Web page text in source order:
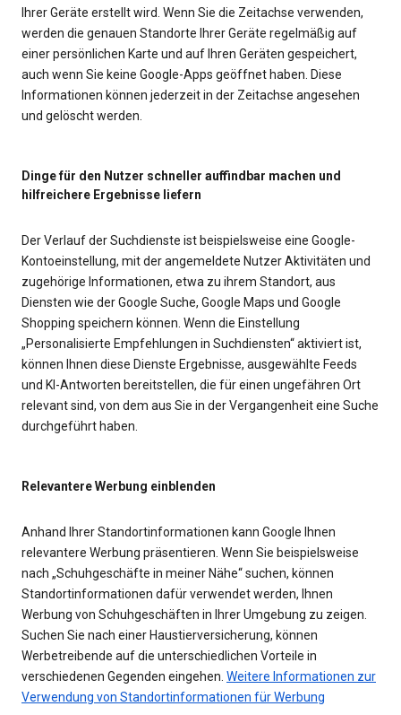
Ihrer Geräte erstellt wird. Wenn Sie die Zeitachse verwenden,
werden die genauen Standorte Ihrer Geräte regelmäßig auf
einer persönlichen Karte und auf Ihren Geräten gespeichert,
auch wenn Sie keine Google-Apps geöffnet haben. Diese
Informationen können jederzeit in der Zeitachse angesehen
und gelöscht werden.
Dinge für den Nutzer schneller auffindbar machen und
hilfreichere Ergebnisse liefern
Der Verlauf der Suchdienste ist beispielsweise eine Google-
Kontoeinstellung, mit der angemeldete Nutzer Aktivitäten und
zugehörige Informationen, etwa zu ihrem Standort, aus
Diensten wie der Google Suche, Google Maps und Google
Shopping speichern können. Wenn die Einstellung
„Personalisierte Empfehlungen in Suchdiensten“ aktiviert ist,
können Ihnen diese Dienste Ergebnisse, ausgewählte Feeds
und KI-Antworten bereitstellen, die für einen ungefähren Ort
relevant sind, von dem aus Sie in der Vergangenheit eine Suche
durchgeführt haben.
Relevantere Werbung einblenden
Anhand Ihrer Standortinformationen kann Google Ihnen
relevantere Werbung präsentieren. Wenn Sie beispielsweise
nach „Schuhgeschäfte in meiner Nähe“ suchen, können
Standortinformationen dafür verwendet werden, Ihnen
Werbung von Schuhgeschäften in Ihrer Umgebung zu zeigen.
Suchen Sie nach einer Haustierversicherung, können
Werbetreibende auf die unterschiedlichen Vorteile in
verschiedenen Gegenden eingehen. Weitere Informationen zur
Verwendung von Standortinformationen für Werbung